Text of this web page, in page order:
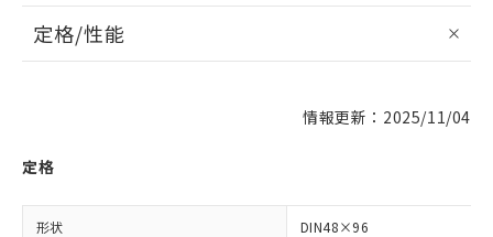
定格/性能
情報更新：2025/11/04
定格
形状 DIN48×96